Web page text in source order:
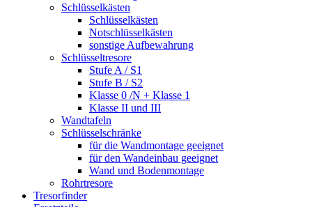
Schlüsselkästen
Schlüsselkästen
Notschlüsselkästen
sonstige Aufbewahrung
Schlüsseltresore
Stufe A / S1
Stufe B / S2
Klasse 0 /N + Klasse 1
Klasse II und III
Wandtafeln
Schlüsselschränke
für die Wandmontage geeignet
für den Wandeinbau geeignet
Wand und Bodenmontage
Rohrtresore
Tresorfinder